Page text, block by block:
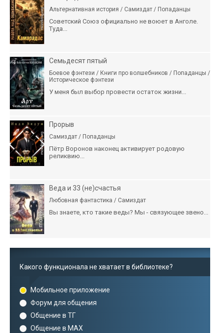
Альтернативная история / Самиздат / Попаданцы
Советский Союз официально не воюет в Анголе.
Туда...
Семьдесят пятый
Боевое фэнтези / Книги про волшебников / Попаданцы /
Историческое фэнтези
У меня был выбор провести остаток жизни...
Прорыв
Самиздат / Попаданцы
Пётр Воронов наконец активирует родовую
реликвию...
Веда и 33 (не)счастья
Любовная фантастика / Самиздат
Вы знаете, кто такие веды? Мы - связующее звено...
Какого функционала не хватает в библиотеке?
Мобильное приложение
Форум для общения
Общение в ТГ
Общение в MAX